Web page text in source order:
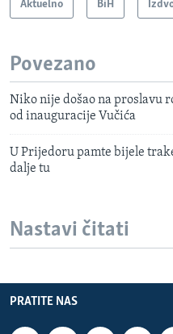
Aktuelno BiH
Povezano
Niko nije došao na proslavu
od inauguracije Vučića
U Prijedoru pamte bijele
dalje tu
Nastavi čitati
PRATITE NAS